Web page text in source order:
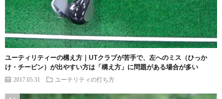
ユーティリティーの構え方｜UTクラブが苦手で、左へのミス（ひっか
け・チーピン）が出やすい方は「構え方」に問題がある場合が多い
2017.05.31 ユーテリティの打ち方